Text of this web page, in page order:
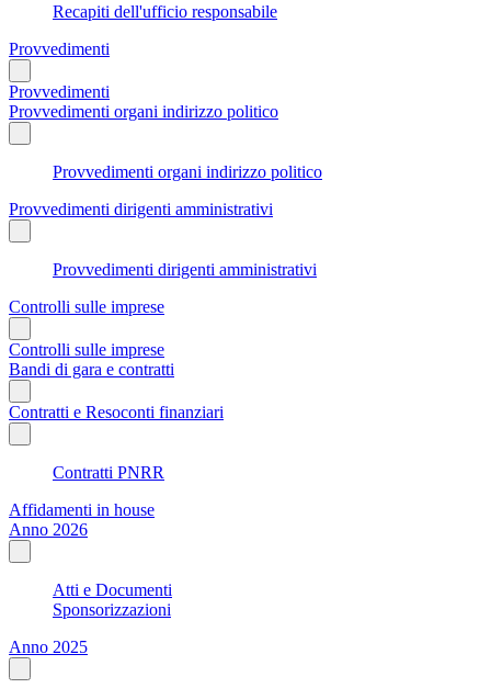
Recapiti dell'ufficio responsabile
Provvedimenti
Provvedimenti
Provvedimenti organi indirizzo politico
Provvedimenti organi indirizzo politico
Provvedimenti dirigenti amministrativi
Provvedimenti dirigenti amministrativi
Controlli sulle imprese
Controlli sulle imprese
Bandi di gara e contratti
Contratti e Resoconti finanziari
Contratti PNRR
Affidamenti in house
Anno 2026
Atti e Documenti
Sponsorizzazioni
Anno 2025